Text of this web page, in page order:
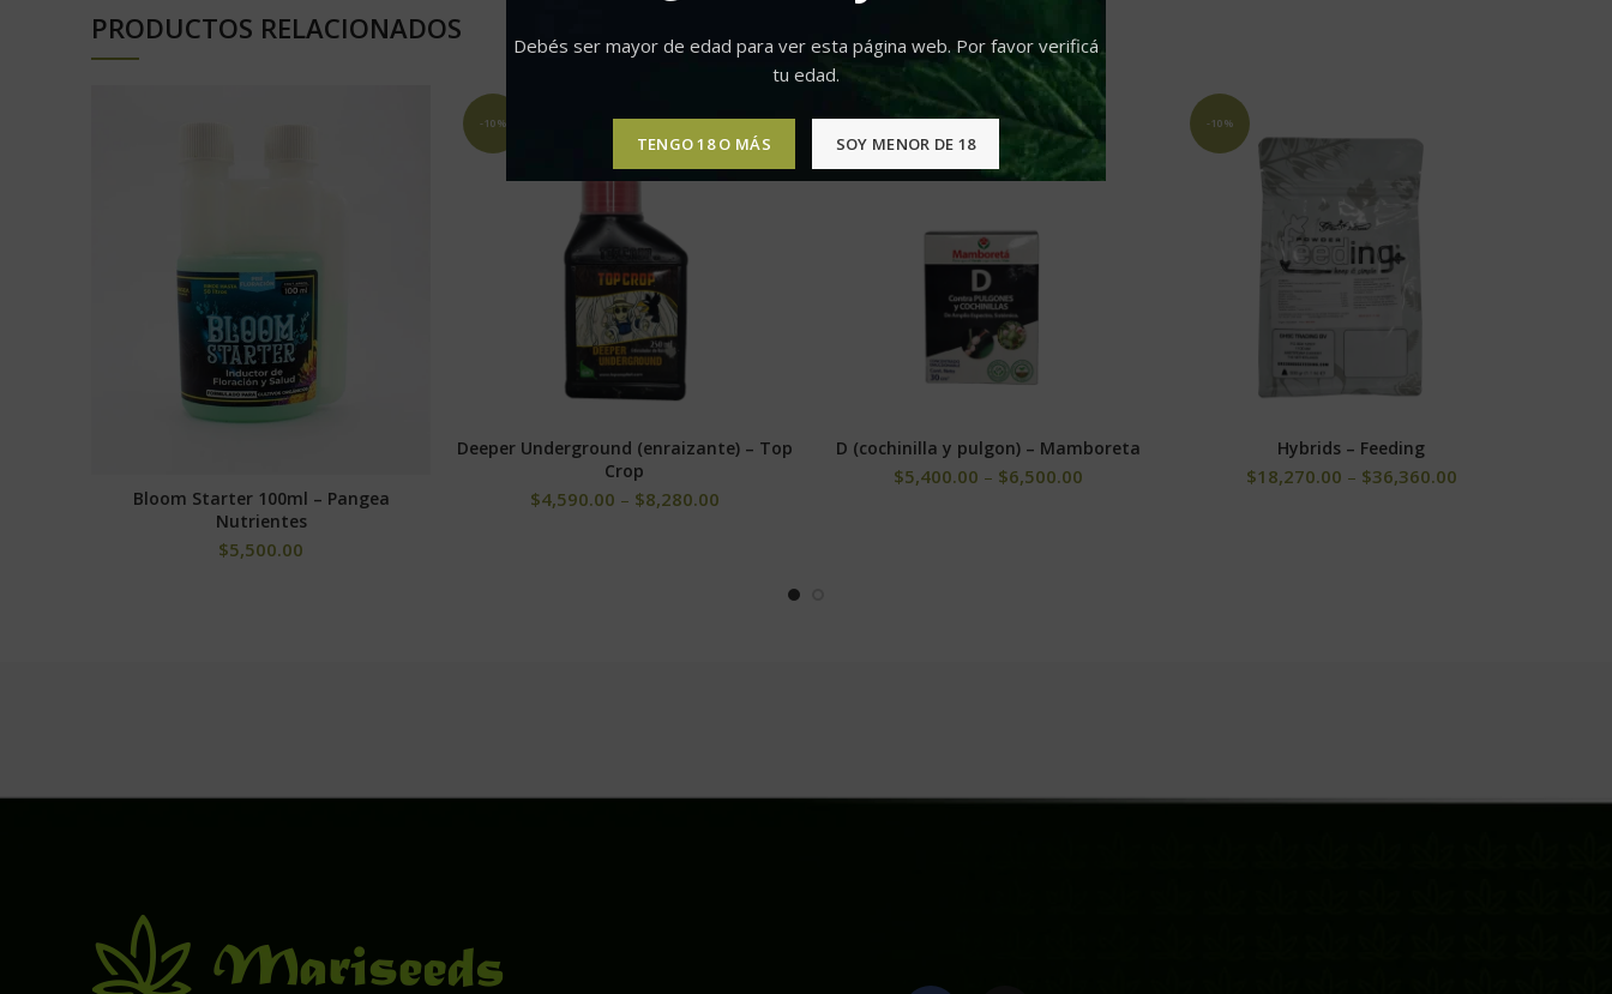
Debés ser mayor de edad para ver esta página web. Por favor verificá
tu edad.
TENGO 18 O MÁS SOY MENOR DE 18
PRODUCTOS RELACIONADOS
AÑADIR AL CARRITO
Bloom Starter 100ml – Pangea
Nutrientes
$5,500.00
-10%
SELECCIONAR OPCIONES
Deeper Underground (enraizante) – Top
Crop
$4,590.00 – $8,280.00
SELECCIONAR OPCIONES
D (cochinilla y pulgon) – Mamboreta
$5,400.00 – $6,500.00
-10%
SELECCIONAR OPCIONES
Hybrids – Feeding
$18,270.00 – $36,360.00